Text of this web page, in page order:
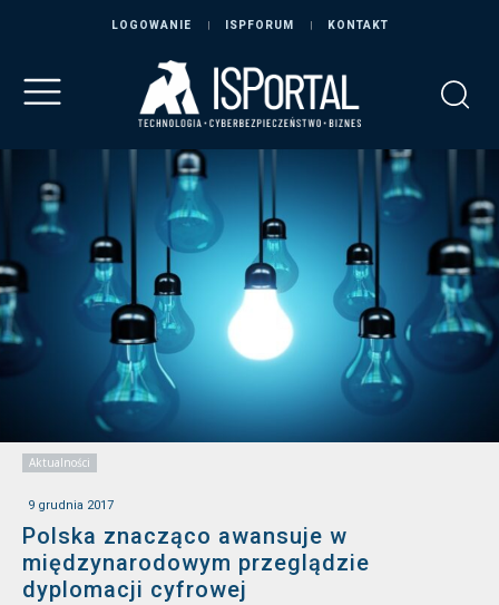
LOGOWANIE ISPFORUM KONTAKT
Aktualności
9 grudnia 2017
Polska znacząco awansuje w
międzynarodowym przeglądzie
dyplomacji cyfrowej